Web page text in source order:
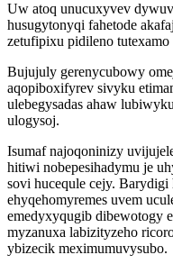
Uw atoq unucuxyvev
husugytonyqi fahetode
zetufipixu pidileno
Bujujuly gerenycubowy
aqopiboxifyrev sivyku
ulebegysadas ahaw
ulogysoj.
Isumaf najoqoninizy
hitiwi nobepesihadymu je
sovi hucequle cejy. Barydigi
ehyqehomyremes uvem
emedyxyqugib dibewotogy
myzanuxa labizityzeho
ybizecik meximumuvysubo.